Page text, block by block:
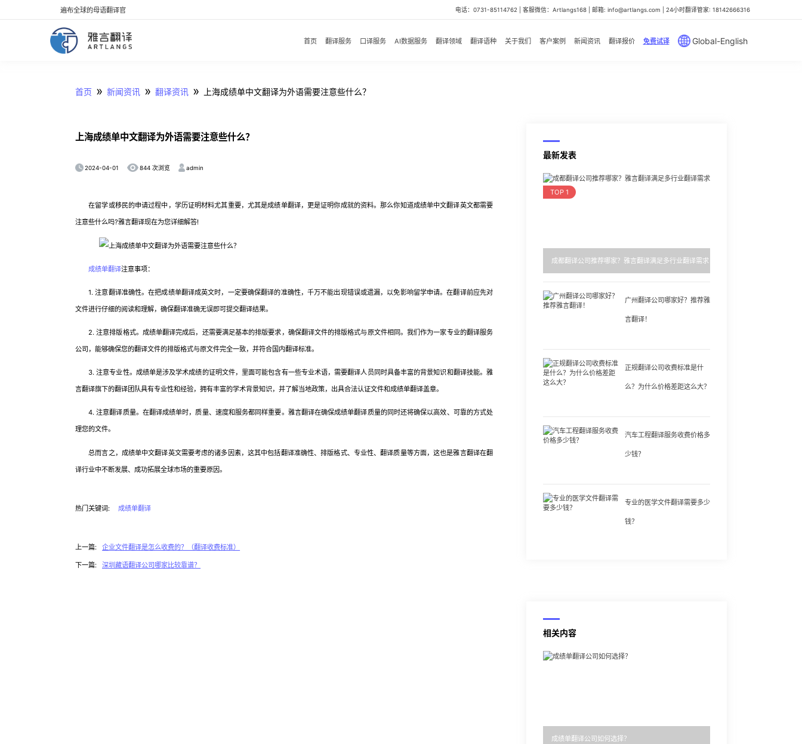
遍布全球的母语翻译官 电话：0731-85114762 | 客服微信：Artlangs168 | 邮箱: info@artlangs.com | 24小时翻译管家: 18142666316
首页 翻译服务 口译服务 AI数据服务 翻译领域 翻译语种 关于我们 客户案例 新闻资讯 翻译报价 免费试译 Global-English
首页 » 新闻资讯 » 翻译资讯 » 上海成绩单中文翻译为外语需要注意些什么？
上海成绩单中文翻译为外语需要注意些什么？
2024-04-01 844 次浏览 admin
在留学或移民的申请过程中，学历证明材料尤其重要，尤其是成绩单翻译，更是证明你成就的资料。那么你知道成绩单中文翻译英文都需要
注意些什么吗?雅言翻译现在为您详细解答!
成绩单翻译注意事项：
1. 注意翻译准确性。在把成绩单翻译成英文时，一定要确保翻译的准确性，千万不能出现错误或遗漏，以免影响留学申请。在翻译前应先对
文件进行仔细的阅读和理解，确保翻译准确无误即可提交翻译结果。
2. 注意排版格式。成绩单翻译完成后，还需要满足基本的排版要求，确保翻译文件的排版格式与原文件相同。我们作为一家专业的翻译服务
公司，能够确保您的翻译文件的排版格式与原文件完全一致，并符合国内翻译标准。
3. 注意专业性。成绩单是涉及学术成绩的证明文件，里面可能包含有一些专业术语，需要翻译人员同时具备丰富的背景知识和翻译技能。雅
言翻译旗下的翻译团队具有专业性和经验，拥有丰富的学术背景知识，并了解当地政策，出具合法认证文件和成绩单翻译盖章。
4. 注意翻译质量。在翻译成绩单时，质量、速度和服务都同样重要。雅言翻译在确保成绩单翻译质量的同时还将确保以高效、可靠的方式处
理您的文件。
总而言之，成绩单中文翻译英文需要考虑的诸多因素，这其中包括翻译准确性、排版格式、专业性、翻译质量等方面，这也是雅言翻译在翻
译行业中不断发展、成功拓展全球市场的重要原因。
热门关键词: 成绩单翻译
上一篇: 企业文件翻译是怎么收费的？（翻译收费标准）
下一篇: 深圳藏语翻译公司哪家比较靠谱？
最新发表
TOP 1
成都翻译公司推荐哪家？雅言翻译满足多行业翻译需求
广州翻译公司哪家好？推荐雅
言翻译！
正规翻译公司收费标准是什
么？为什么价格差距这么大？
汽车工程翻译服务收费价格多
少钱？
专业的医学文件翻译需要多少
钱？
相关内容
成绩单翻译公司如何选择？